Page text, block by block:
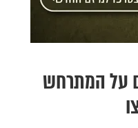
על המתרחש